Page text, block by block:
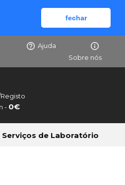
fechar
Ajuda
Sobre nós
- 0€
Serviços de Laboratório